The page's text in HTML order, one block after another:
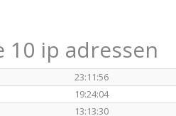
10 ip adressen
23:11:56
19:24:04
13:13:30